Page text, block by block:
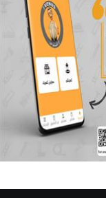
تفاصيل